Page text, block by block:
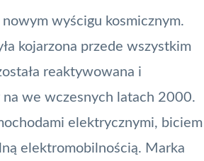
wyścigu kosmicznym.
kojarzona przede wszystkim
reaktywowana i
we wczesnych latach 2000.
elektrycznymi, biciem
elektromobilnością. Marka